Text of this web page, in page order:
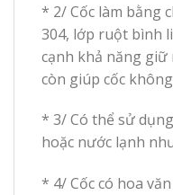
* 2/ Cốc làm bằng
304, lớp ruột bình
cạnh khả năng
còn giúp cốc
* 3/ Có thể sử
hoặc nước lạnh
* 4/ Cốc có hoa